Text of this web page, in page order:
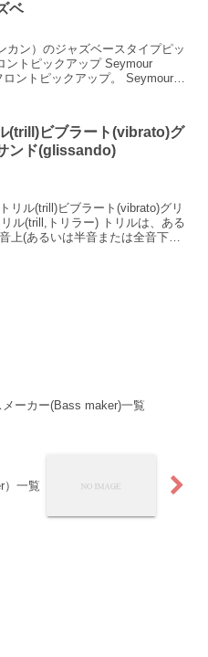
ベ
カン）のジャズベースタイプピッ
トピックアップ Seymour
ントピックアップ。 Seymour
(trill)ビブラート(vibrato)グ
ンド(glissando)
リル(trill)ビブラート(vibrato)グリ
ル(trill,トリラー) トリルは、ある
上(あるいは半音または全音下。
ーカー(Bass maker)一覧
）一覧